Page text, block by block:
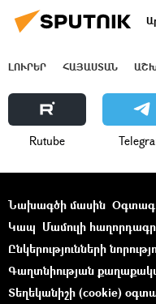
ԼՈՒՐԵՐ ՀԱՅԱՍՏԱՆ
Rutube
Նախագծի մասին
Կապ Մամուլի
Ընկերությունների
Գաղտնիության
Տեղեկանիշի (cookie)